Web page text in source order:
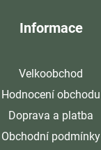
Informace
Velkoobchod
Hodnocení obchodu
Doprava a platba
Obchodní podmínky